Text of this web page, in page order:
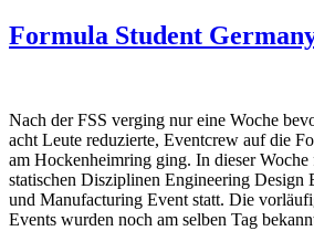
Formula Student
Nach der FSS verging nur eine Woche
acht Leute reduzierte, Eventcrew auf die
am Hockenheimring ging. In dieser Woche
statischen Disziplinen Engineering Design
und Manufacturing Event statt. Die
Events wurden noch am selben Tag